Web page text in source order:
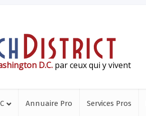
D.C. par ceux qui y vivent
Annuaire Pro Services Pros